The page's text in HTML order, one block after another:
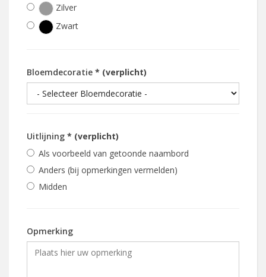
Zilver
Zwart
Bloemdecoratie * (verplicht)
Uitlijning * (verplicht)
Als voorbeeld van getoonde naambord
Anders (bij opmerkingen vermelden)
Midden
Opmerking